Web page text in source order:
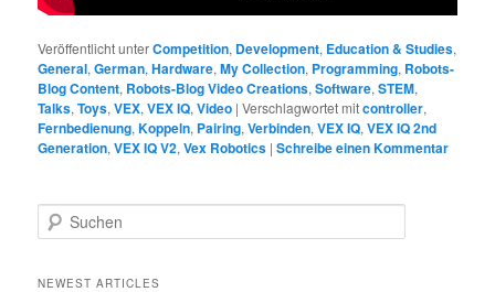
Veröffentlicht unterCompetition, Development, Education & Studies,
General,German,Hardware,My Collection, Programming, Robots-
Blog Content, Robots-Blog Video Creations,Software,STEM,
Talks,Toys,VEX,VEX IQ,Video |Verschlagwortet mitcontroller,
Fernbedienung,Koppeln, Pairing,Verbinden,VEX IQ,VEX IQ 2nd
Generation,VEX IQ V2,Vex Robotics |Schreibe einen Kommentar
u
h
NEWEST ARTICLES